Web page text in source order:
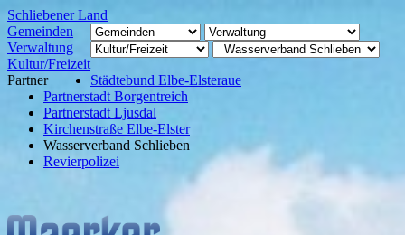
Schliebener Land
Gemeinden
Verwaltung
Kultur/Freizeit
Partner
Städtebund Elbe-Elsteraue
Partnerstadt Borgentreich
Partnerstadt Ljusdal
Kirchenstraße Elbe-Elster
Wasserverband Schlieben
Revierpolizei